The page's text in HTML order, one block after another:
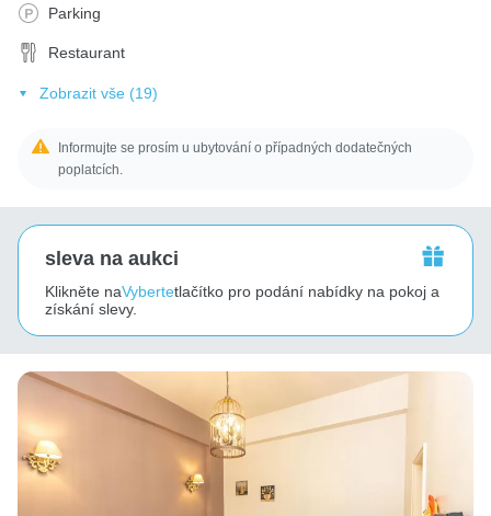
Parking
Restaurant
Zobrazit vše (19)
Informujte se prosím u ubytování o případných dodatečných
poplatcích.
sleva na aukci
Klikněte naVybertetlačítko pro podání nabídky na pokoj a
získání slevy.